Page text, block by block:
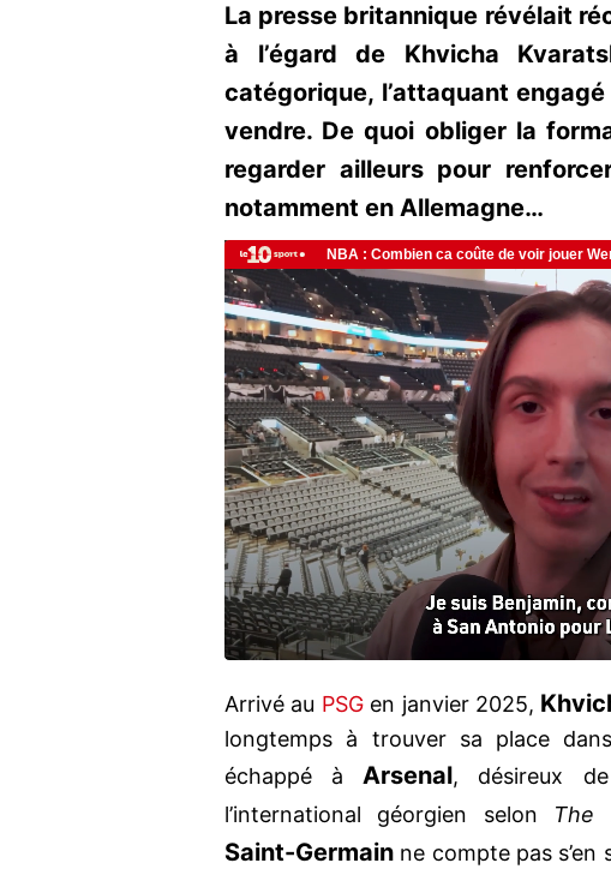
La presse britannique révélait
à l’égard de Khvicha
catégorique, l’attaquant
vendre. De quoi obliger la
regarder ailleurs pour
notamment en Allemagne…
Arrivé au PSG en janvier 2025,
longtemps à trouver sa place
échappé àArsenal, désireux
l’international géorgien selon The
Saint-Germain ne compte pas s’en